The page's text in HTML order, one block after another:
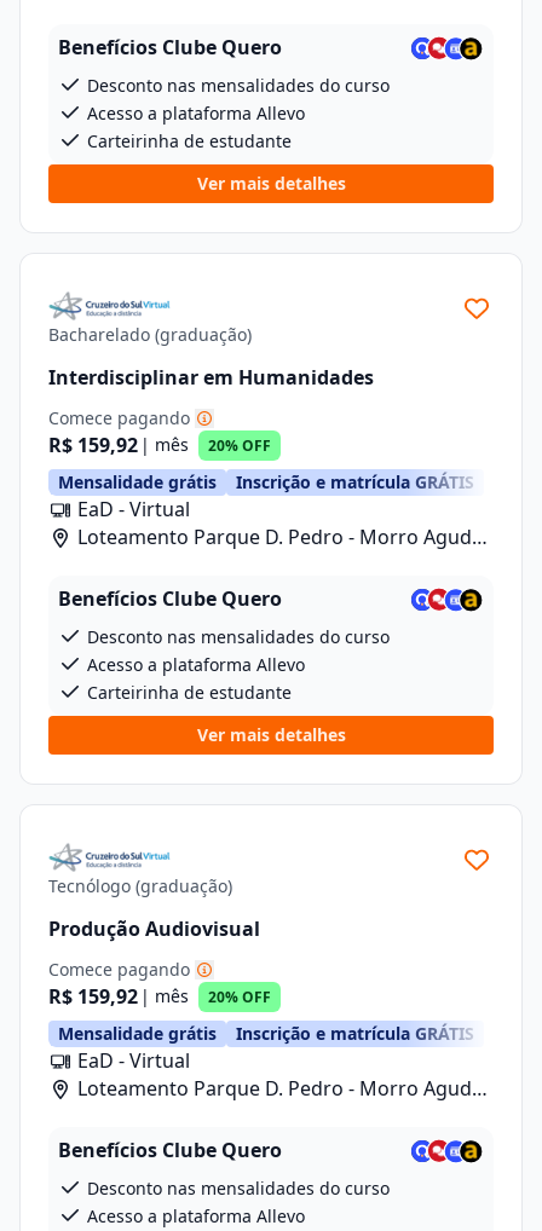
Benefícios Clube Quero
Desconto nas mensalidades do curso
Acesso a plataforma Allevo
Carteirinha de estudante
Ver mais detalhes
Bacharelado (graduação)
Interdisciplinar em Humanidades
Comece pagando
R$ 159,92 | mês 20% OFF
Mensalidade grátis Inscrição e matrícula GRÁTIS
EaD - Virtual
Loteamento Parque D. Pedro - Morro Agudo/
Benefícios Clube Quero
Desconto nas mensalidades do curso
Acesso a plataforma Allevo
Carteirinha de estudante
Ver mais detalhes
Tecnólogo (graduação)
Produção Audiovisual
Comece pagando
R$ 159,92 | mês 20% OFF
Mensalidade grátis Inscrição e matrícula GRÁTIS
EaD - Virtual
Loteamento Parque D. Pedro - Morro Agudo/
Benefícios Clube Quero
Desconto nas mensalidades do curso
Acesso a plataforma Allevo